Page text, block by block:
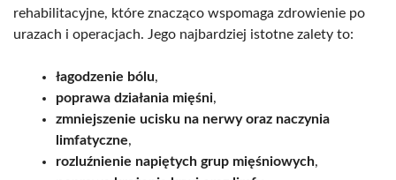
rehabilitacyjne, które znacząco wspomaga zdrowienie po
urazach i operacjach. Jego najbardziej istotne zalety to:
łagodzenie bólu,
poprawa działania mięśni,
zmniejszenie ucisku na nerwy oraz naczynia
limfatyczne,
rozluźnienie napiętych grup mięśniowych,